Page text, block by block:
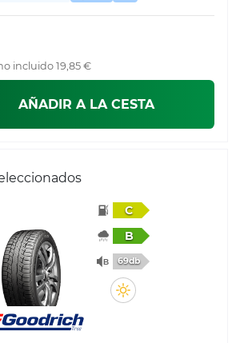
incluido 19,85 €
AÑADIR A LA CESTA
C
B
69db